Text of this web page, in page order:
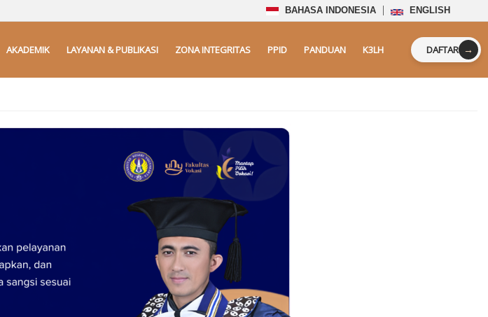
BAHASA INDONESIA ENGLISH
AKADEMIK LAYANAN & PUBLIKASI ZONA INTEGRITAS PPID PANDUAN K3LH DAFTAR →